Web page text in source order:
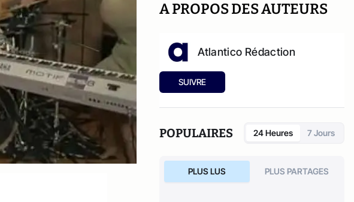
A PROPOS DES AUTEURS
Atlantico Rédaction
SUIVRE
POPULAIRES 24 Heures 7 Jours
PLUS LUS PLUS PARTAGES